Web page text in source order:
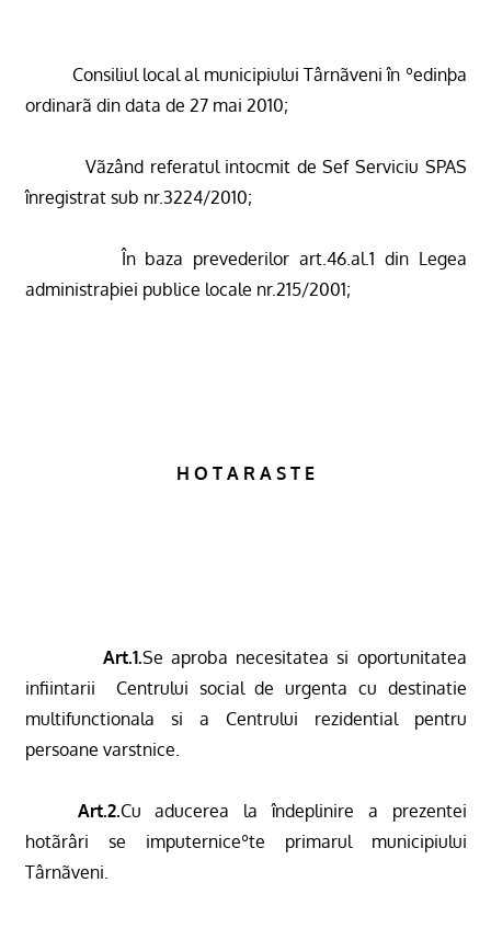
Consiliul local al municipiului Târnãveni în ºedinþa
ordinarã din data de 27 mai 2010;
Vãzând referatul intocmit de Sef Serviciu SPAS
înregistrat sub nr.3224/2010;
În baza prevederilor art.46.al.1 din Legea
administraþiei publice locale nr.215/2001;
H O T A R A S T E
Art.1.Se aproba necesitatea si oportunitatea
infiintarii
Centrului social de urgenta cu destinatie
multifunctionala si a Centrului rezidential pentru
persoane varstnice.
Art.2.Cu aducerea la îndeplinire a prezentei
hotãrâri se imputerniceºte primarul municipiului
Târnãveni.